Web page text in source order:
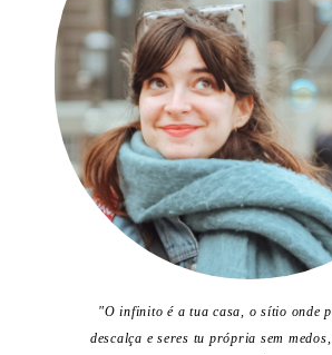
"O infinito é a tua casa, o sítio onde
descalça e seres tu própria sem